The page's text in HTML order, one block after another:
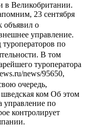
в Великобритании.
23 сентября
объявил о
управление.
по
В том
туроператора
news/95650,
очередь,
ком Об этом
по
контролирует